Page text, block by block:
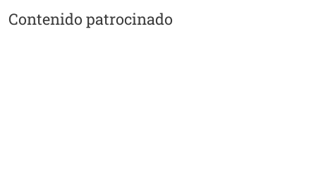
Contenido patrocinado